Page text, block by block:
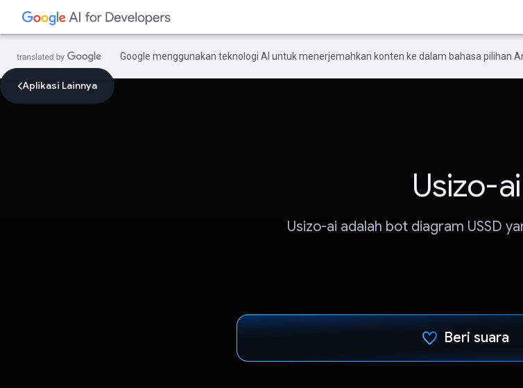
Google menggunakan teknologi AI untuk menerjemahkan konten ke dalam bahasa pilihan
Aplikasi Lainnya
Usizo-ai
Usizo-ai adalah bot diagram USSD
Beri suara